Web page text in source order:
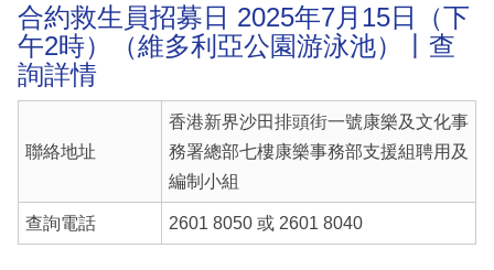
合約救生員招募日 2025年7月15日（下
午2時）（維多利亞公園游泳池）丨查
詢詳情
聯絡地址
香港新界沙田排頭街一號康樂及文化事
務署總部七樓康樂事務部支援組聘用及
編制小組
查詢電話 2601 8050 或 2601 8040